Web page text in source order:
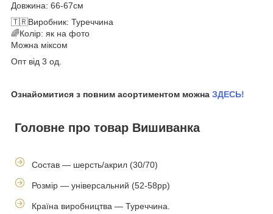
Довжина: 66-67см
🇹🇷Виробник: Туреччина
🌈Колір: як на фото
Можна міксом
Опт від 3 од.
Ознайомитися з повним асортиментом можна ЗДЕСЬ!
Головне про товар Вишиванка
Состав — шерсть/акрил (30/70)
Розмір — універсальний (52-58рр)
Країна виробництва — Туреччина.